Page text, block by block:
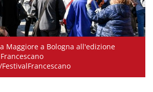
Maggiore a Bologna all'edizione